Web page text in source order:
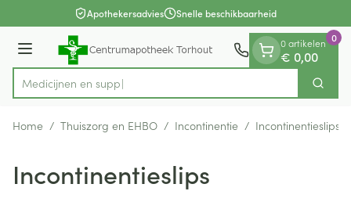
Ga naar de inhoudApothekersadvies Snelle beschikbaarheid
Menu
Product, merk, categorie...
Zoek
0 artikelen
€ 0,00
0
Home / Thuiszorg en EHBO / Incontinentie / Incontinentieslips
Incontinentieslips